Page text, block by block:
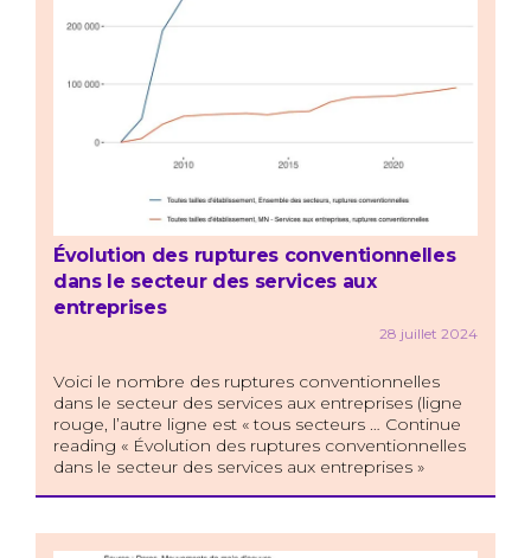
Évolution des ruptures conventionnelles
dans le secteur des services aux
entreprises
28 juillet 2024
Voici le nombre des ruptures conventionnelles
dans le secteur des services aux entreprises (ligne
rouge, l’autre ligne est « tous secteurs … Continue
reading « Évolution des ruptures conventionnelles
dans le secteur des services aux entreprises »